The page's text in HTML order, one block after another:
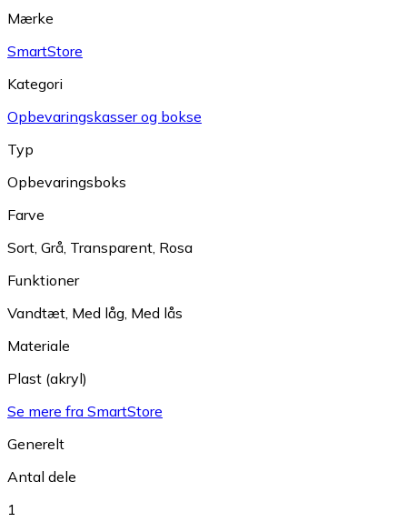
Mærke
SmartStore
Kategori
Opbevaringskasser og bokse
Typ
Opbevaringsboks
Farve
Sort, Grå, Transparent, Rosa
Funktioner
Vandtæt, Med låg, Med lås
Materiale
Plast (akryl)
Se mere fra SmartStore
Generelt
Antal dele
1